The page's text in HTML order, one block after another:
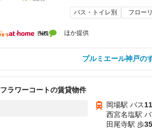
バス・トイレ別 フロー
ほか提供
プルミエール神戸の
フラワーコートの賃貸物件
岡場駅 バス11
西宮名塩駅 バ
田尾寺駅 歩35